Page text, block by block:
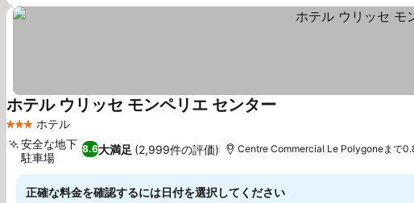
3 ホテルのランク
ホテル
ホテル ウリッセ モンペリエ センター
8.6大満足 (2,999件の評価)
安全な地下
駐車場
Centre Commercial Le Polygoneまで
正確な料金を確認するには日付を選択してください